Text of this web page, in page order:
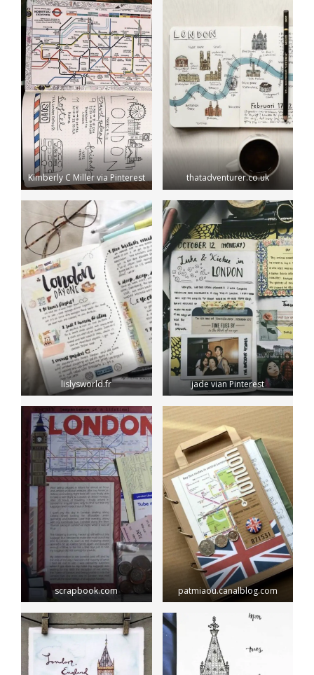
Kimberly C Miller via Pinterest thatadventurer.co.uk
lislysworld.fr jade vian Pinterest
scrapbook.com patmiaou.canalblog.com